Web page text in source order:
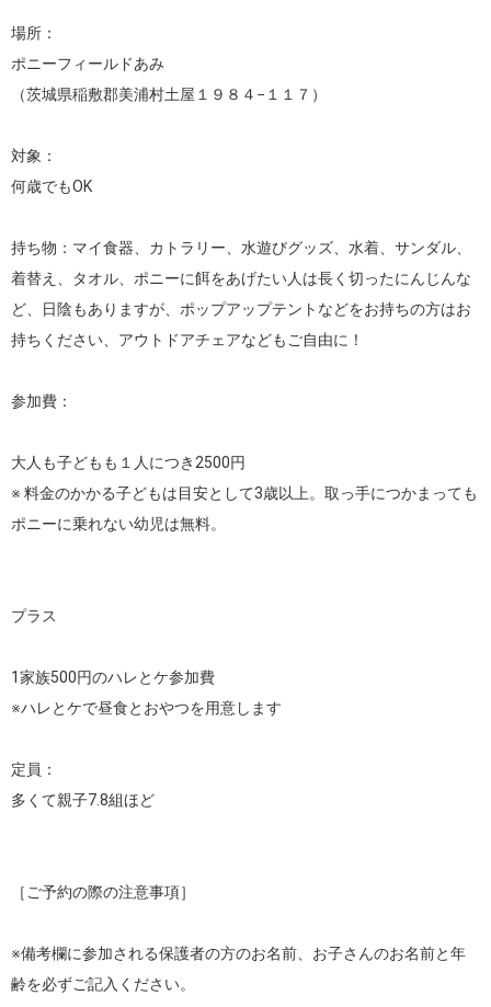
場所：
ポニーフィールドあみ
（茨城県稲敷郡美浦村土屋１９８４−１１７）
対象：
何歳でもOK
持ち物：マイ食器、カトラリー、水遊びグッズ、水着、サンダル、
着替え、タオル、ポニーに餌をあげたい人は長く切ったにんじんな
ど、日陰もありますが、ポップアップテントなどをお持ちの方はお
持ちください、アウトドアチェアなどもご自由に！
参加費：
大人も子どもも１人につき2500円
※ 料金のかかる子どもは目安として3歳以上。取っ手につかまっても
ポニーに乗れない幼児は無料。
プラス
1家族500円のハレとケ参加費
※ハレとケで昼食とおやつを用意します
定員：
多くて親子7.8組ほど
［ご予約の際の注意事項］
※備考欄に参加される保護者の方のお名前、お子さんのお名前と年
齢を必ずご記入ください。